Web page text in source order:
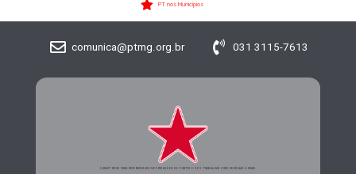
PT nos Municípios
comunica@ptmg.org.br 031 3115-7613
CADASTRE-SE PARA RECEBER MAIS INFORMAÇÕES DO PARTIDO DOS TRABALHADORES DE MINAS GERAIS